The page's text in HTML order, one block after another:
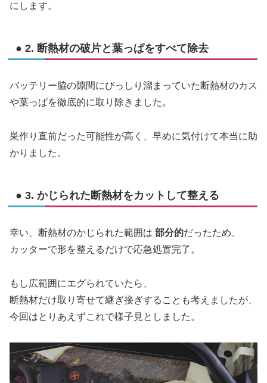
にします。
● 2. 断熱材の破片と葉っぱをすべて除去
バッテリー脇の隙間にびっしり溜まっていた断熱材のカス
や葉っぱを徹底的に取り除きました。
巣作り直前だった可能性が高く、早めに気付けて本当に助
かりました。
● 3. かじられた断熱材をカットして整える
幸い、断熱材のかじられた範囲は 部分的だったため、
カッターで形を整えるだけで応急処置完了。
もし広範囲にエグられていたら、
断熱材だけ取り寄せて継ぎ接ぎすることも考えましたが、
今回はとりあえずこれで様子見としました。